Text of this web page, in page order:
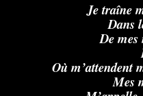
Je traîne
Dans
De mes
Où m’attendent
Mes